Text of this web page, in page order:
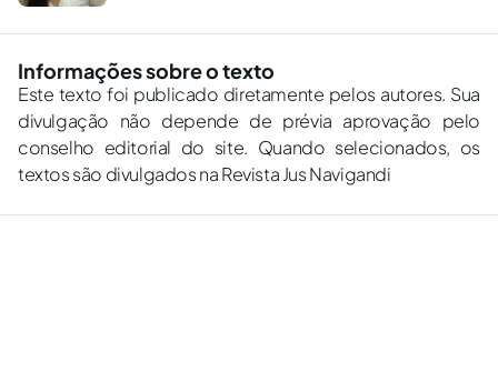
Informações sobre o texto
Este texto foi publicado diretamente pelos autores. Sua
divulgação não depende de prévia aprovação pelo
conselho editorial do site. Quando selecionados, os
textos são divulgados na Revista Jus Navigandi